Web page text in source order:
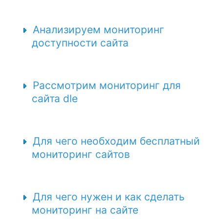
Анализируем мониторинг
доступности сайта
Рассмотрим мониторинг для
сайта dle
Для чего необходим бесплатный
мониторинг сайтов
Для чего нужен и как сделать
мониторинг на сайте